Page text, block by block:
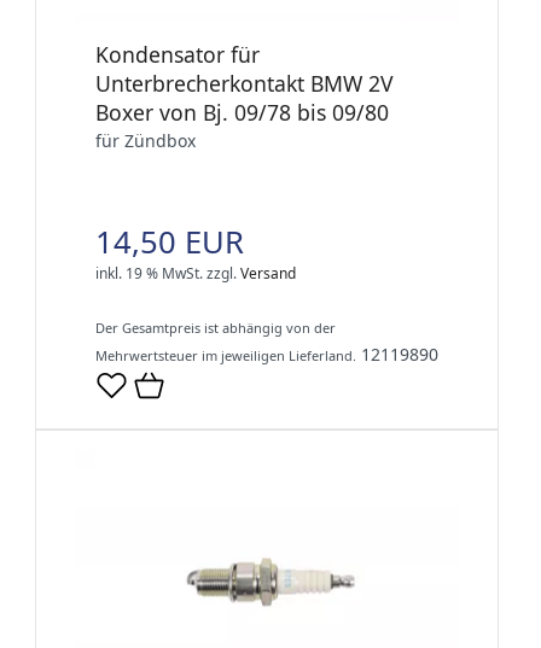
Kondensator für
Unterbrecherkontakt BMW 2V
Boxer von Bj. 09/78 bis 09/80
für Zündbox
14,50 EUR
inkl. 19 % MwSt.zzgl.Versand
Der Gesamtpreis ist abhängig von der
Mehrwertsteuer im jeweiligen Lieferland. 12119890